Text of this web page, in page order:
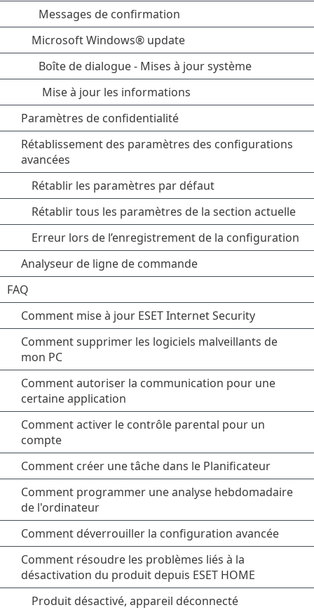
Messages de confirmation
Microsoft Windows® update
Boîte de dialogue - Mises à jour système
Mise à jour les informations
Paramètres de confidentialité
Rétablissement des paramètres des configurations
avancées
Rétablir les paramètres par défaut
Rétablir tous les paramètres de la section actuelle
Erreur lors de l’enregistrement de la configuration
Analyseur de ligne de commande
FAQ
Comment mise à jour ESET Internet Security
Comment supprimer les logiciels malveillants de
mon PC
Comment autoriser la communication pour une
certaine application
Comment activer le contrôle parental pour un
compte
Comment créer une tâche dans le Planificateur
Comment programmer une analyse hebdomadaire
de l'ordinateur
Comment déverrouiller la configuration avancée
Comment résoudre les problèmes liés à la
désactivation du produit depuis ESET HOME
Produit désactivé, appareil déconnecté